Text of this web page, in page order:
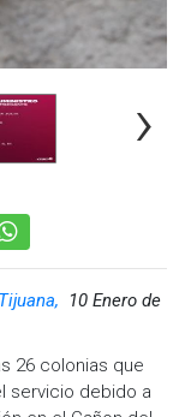
›
10 Enero de
26 colonias que
servicio debido a